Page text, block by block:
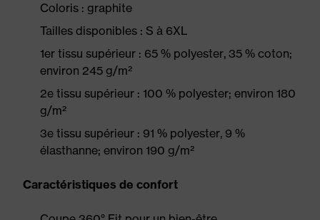
Coloris : graphite
Tailles disponibles : S à 6XL
1er tissu supérieur : 65 % polyester, 35 % coton;
environ 245 g/m²
2e tissu supérieur : 100 % polyester; environ 180
g/m²
3e tissu supérieur : 91 % polyester, 9 %
élasthanne; environ 190 g/m²
Caractéristiques de confort